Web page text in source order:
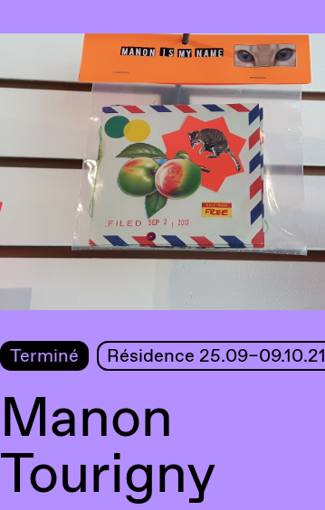
Terminé Résidence 25.09–09.10.21
Manon
Tourigny